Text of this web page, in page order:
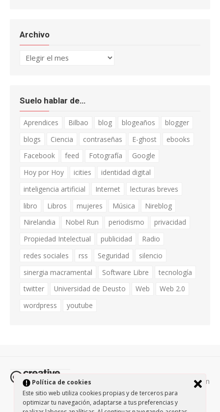
Política de cookies
Este sitio web utiliza cookies propias y de terceros para
optimizar tu navegación, adaptarse a tus preferencias y
Archivo
Archivo
Suelo hablar de…
Aprendices Bilbao blog blogeaños
blogger
blogs
Ciencia contraseñas E-ghost
ebooks
Facebook
feed Fotografía
Google
Hoy por Hoy
icities
identidad digital
inteligencia artificial
Internet
lecturas breves
libro
Libros mujeres Música
Nireblog
Nirelandia
Nobel Run periodismo
privacidad
Propiedad Intelectual
publicidad
Radio
redes sociales
rss Seguridad
silencio
sinergia macramental
Software Libre
tecnología
twitter
Universidad de Deusto Web
Web 2.0
wordpress
youtube
Todos los contenidos de esta página están
protegidos por la licencia Creative Commons Attribution-
NonCommercial-ShareAlike 3.0. / Política de privacidad